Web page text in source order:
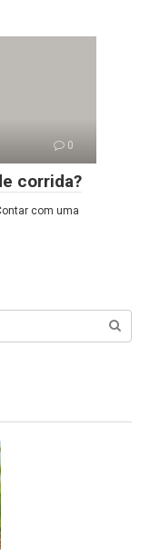
0
corrida?
com uma